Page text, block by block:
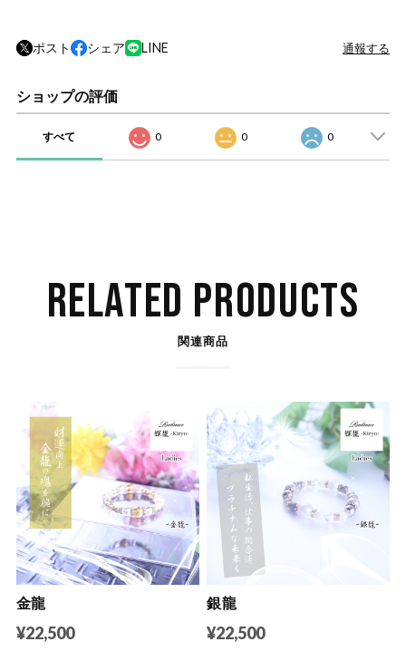
ポスト シェア LINE 通報する
ショップの評価
すべて 0 0 0
RELATED PRODUCTS
関連商品
金龍
¥22,500
銀龍
¥22,500